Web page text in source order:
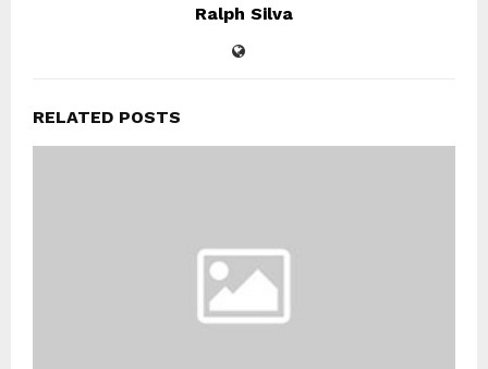
Ralph Silva
RELATED POSTS